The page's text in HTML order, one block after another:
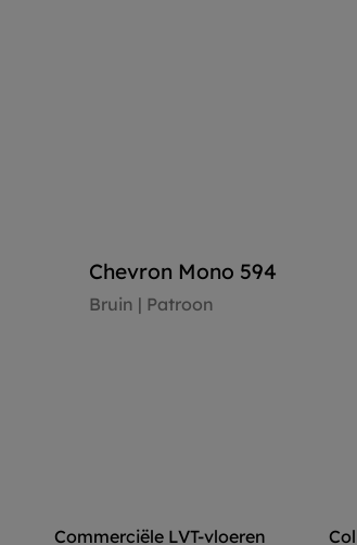
Chevron Mono 594
Bruin | Patroon
Commerciële LVT-vloeren